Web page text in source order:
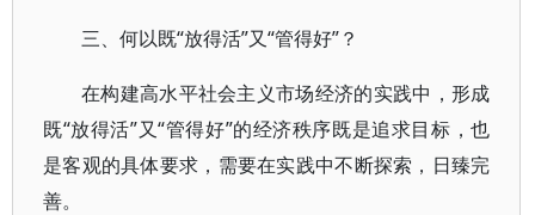
三、何以既“放得活”又“管得好”？
在构建高水平社会主义市场经济的实践中，形成
既“放得活”又“管得好”的经济秩序既是追求目标，也
是客观的具体要求，需要在实践中不断探索，日臻完
善。